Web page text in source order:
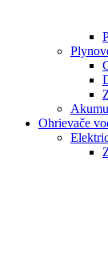
Ohrievače